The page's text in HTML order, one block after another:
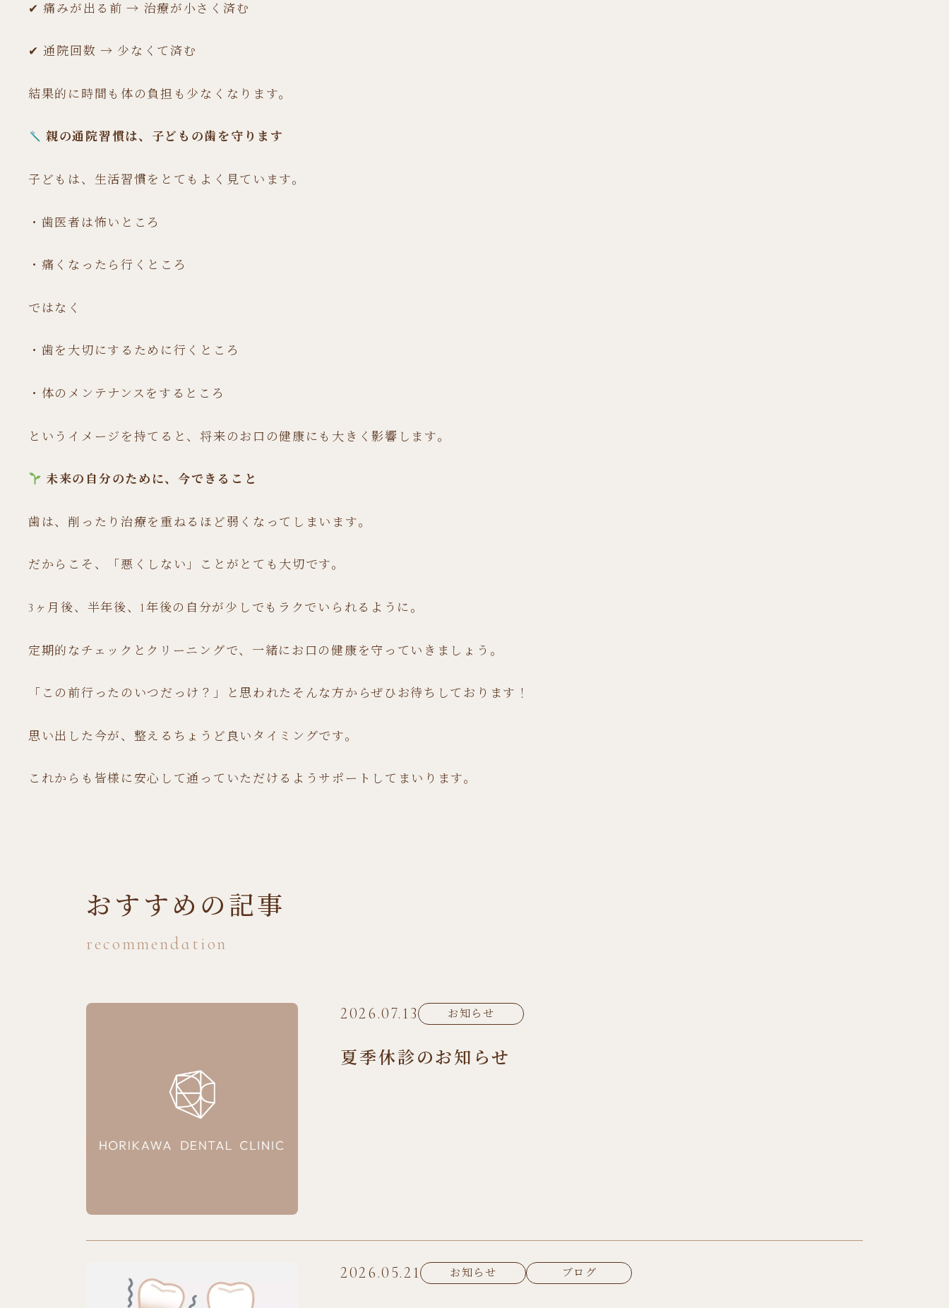
✔ 痛みが出る前 → 治療が小さく済む
✔ 通院回数 → 少なくて済む
結果的に時間も体の負担も少なくなります。
親の通院習慣は、子どもの歯を守ります
子どもは、生活習慣をとてもよく見ています。
・歯医者は怖いところ
・痛くなったら行くところ
ではなく
・歯を大切にするために行くところ
・体のメンテナンスをするところ
というイメージを持てると、将来のお口の健康にも大きく影響します。
未来の自分のために、今できること
歯は、削ったり治療を重ねるほど弱くなってしまいます。
だからこそ、「悪くしない」ことがとても大切です。
3ヶ月後、半年後、1年後の自分が少しでもラクでいられるように。
定期的なチェックとクリーニングで、一緒にお口の健康を守っていきましょう。
「この前行ったのいつだっけ？」と思われたそんな方からぜひお待ちしております！
思い出した今が、整えるちょうど良いタイミングです。
これからも皆様に安心して通っていただけるようサポートしてまいります。
おすすめの記事
recommendation
2026.07.13 お知らせ
夏季休診のお知らせ
2026.05.21 お知らせ ブログ